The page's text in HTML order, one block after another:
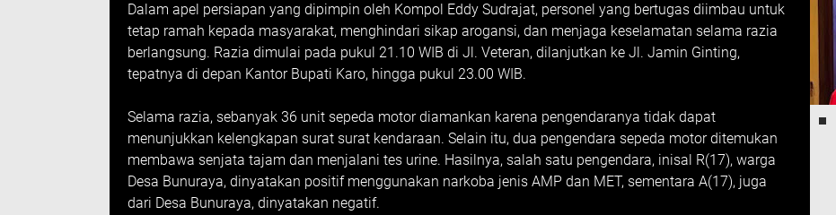
Dalam apel persiapan yang dipimpin oleh Kompol Eddy Sudrajat, personel yang bertugas diimbau untuk
tetap ramah kepada masyarakat, menghindari sikap arogansi, dan menjaga keselamatan selama razia
berlangsung. Razia dimulai pada pukul 21.10 WIB di Jl. Veteran, dilanjutkan ke Jl. Jamin Ginting,
tepatnya di depan Kantor Bupati Karo, hingga pukul 23.00 WIB.
Selama razia, sebanyak 36 unit sepeda motor diamankan karena pengendaranya tidak dapat
menunjukkan kelengkapan surat surat kendaraan. Selain itu, dua pengendara sepeda motor ditemukan
membawa senjata tajam dan menjalani tes urine. Hasilnya, salah satu pengendara, inisal R(17), warga
Desa Bunuraya, dinyatakan positif menggunakan narkoba jenis AMP dan MET, sementara A(17), juga
dari Desa Bunuraya, dinyatakan negatif.